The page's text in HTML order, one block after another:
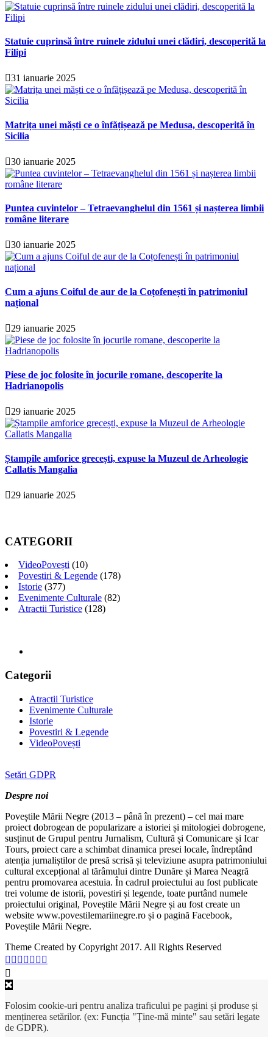
Statuie cuprinsă între ruinele zidului unei clădiri, descoperită la
Filipi
31 ianuarie 2025
Matrița unei măști ce o înfățișează pe Medusa, descoperită în
Sicilia
30 ianuarie 2025
Puntea cuvintelor – Tetraevanghelul din 1561 și nașterea limbii
române literare
30 ianuarie 2025
Cum a ajuns Coiful de aur de la Coțofenești în patrimoniul
național
29 ianuarie 2025
Piese de joc folosite în jocurile romane, descoperite la
Hadrianopolis
29 ianuarie 2025
Ștampile amforice grecești, expuse la Muzeul de Arheologie
Callatis Mangalia
29 ianuarie 2025
CATEGORII
VideoPovești (10)
Povestiri & Legende (178)
Istorie (377)
Evenimente Culturale (82)
Atractii Turistice (128)
Categorii
Atractii Turistice
Evenimente Culturale
Istorie
Povestiri & Legende
VideoPovești
Setări GDPR
Despre noi
Poveștile Mării Negre (2013 – până în prezent) – cel mai mare
proiect dobrogean de popularizare a istoriei și mitologiei dobrogene,
susținut de Grupul pentru Jurnalism, Cultură și Comunicare și Icar
Tours, proiect care a schimbat dinamica presei locale, îndreptând
atenția jurnaliștilor de presă scrisă și televiziune asupra patrimoniului
cultural excepțional al tărâmului dintre Dunăre și Marea Neagră
pentru promovarea acestuia. În cadrul proiectului au fost publicate
trei volume de istorii, povestiri și legende, toate purtând numele
proiectului original, Poveștile Mării Negre și au fost create un
website www.povestilemariinegre.ro și o pagină Facebook,
Poveștile Mării Negre.
Theme Created by Copyright 2017. All Rights Reserved
Folosim cookie-uri pentru analiza traficului pe pagini și produse și
menținerea setărilor. (ex: Funcția "Ține-mă minte" sau setări legate
de GDPR).